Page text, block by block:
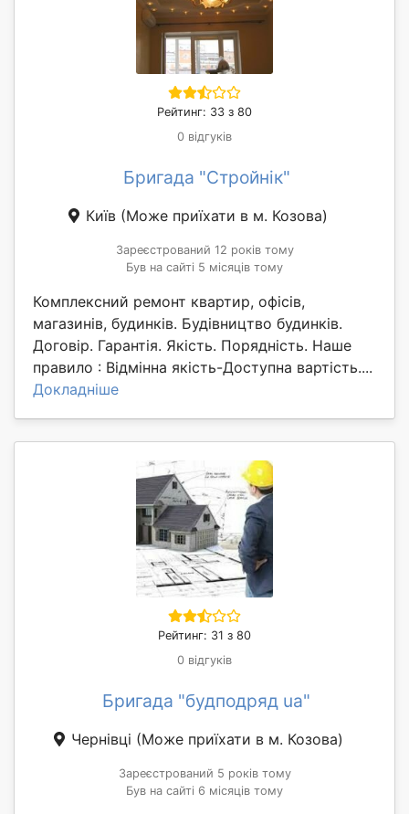
Рейтинг: 33 з 80
0 відгуків
Бригада "Стройнік"
Київ (Може приїхати в м. Козова)
Зареєстрований 12 років тому
Був на сайті 5 місяців тому
Комплексний ремонт квартир, офісів,
магазинів, будинків. Будівництво будинків.
Договір. Гарантія. Якість. Порядність. Наше
правило : Відмінна якість-Доступна вартість....
Докладніше
Рейтинг: 31 з 80
0 відгуків
Бригада "будподряд ua"
Чернівці (Може приїхати в м. Козова)
Зареєстрований 5 років тому
Був на сайті 6 місяців тому